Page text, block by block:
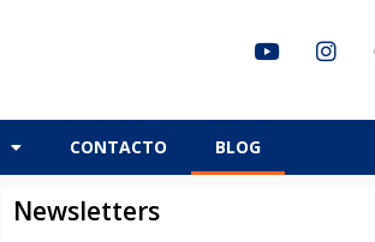
CONTACTO BLOG
Newsletters